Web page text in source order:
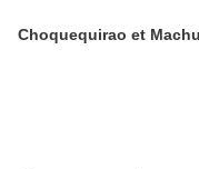
Choquequirao et